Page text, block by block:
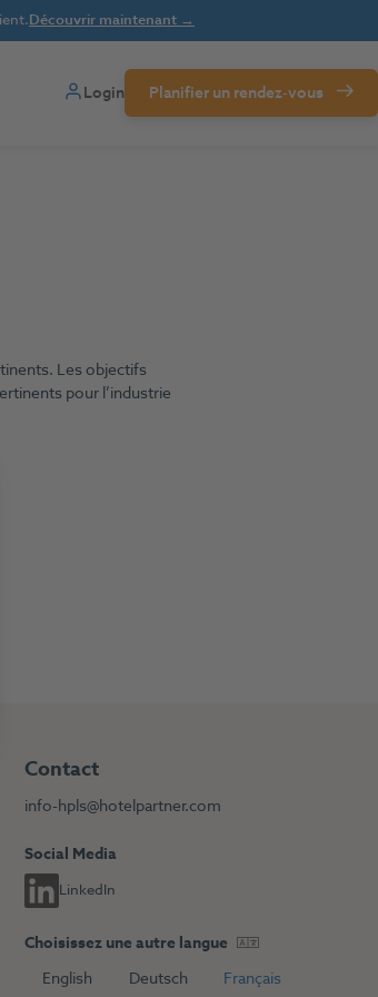
Découvrir maintenant →
Login Planifier un rendez-vous
Les objectifs
pour l’industrie
Contact
info-hpls@hotelpartner.com
Social Media
LinkedIn
Choisissez une autre langue
English
Deutsch Français